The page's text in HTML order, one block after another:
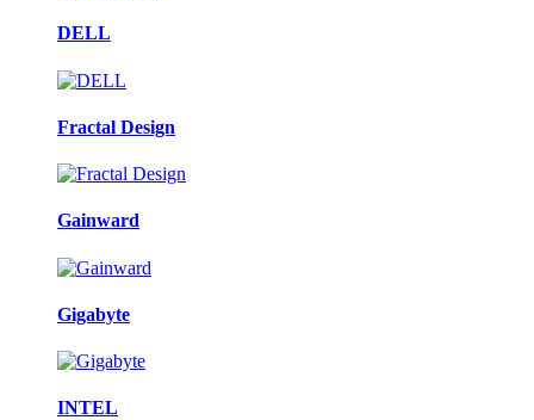
DELL
Fractal Design
Gainward
Gigabyte
INTEL